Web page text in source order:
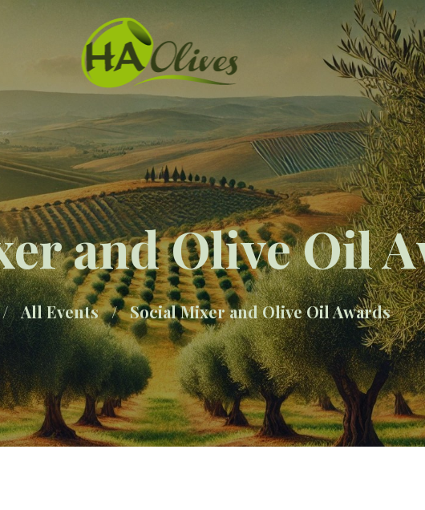
and Olive Oil
All Events Social Mixer and Olive Oil Awards